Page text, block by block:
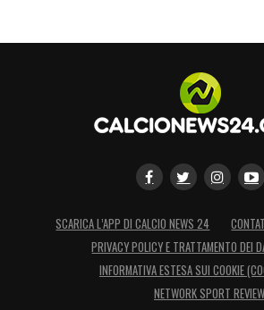
SCARICA L’APP DI CALCIO NEWS 24
PRIVACY POLICY E TRATTAMENTO DEI
INFORMATIVA ESTESA SUI COOKIE
NETWORK SPORT REVIEW